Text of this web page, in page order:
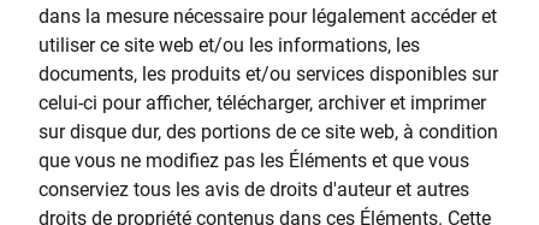
dans la mesure nécessaire pour légalement accéder et
utiliser ce site web et/ou les informations, les
documents, les produits et/ou services disponibles sur
celui-ci pour afficher, télécharger, archiver et imprimer
sur disque dur, des portions de ce site web, à condition
que vous ne modifiez pas les Éléments et que vous
conserviez tous les avis de droits d'auteur et autres
droits de propriété contenus dans ces Éléments. Cette